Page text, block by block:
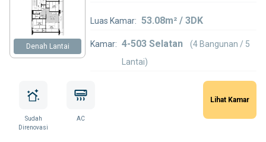
Denah Lantai
Luas Kamar: 53.08m² / 3DK
Kamar: 4-503 Selatan
(4 Bangunan / 5
Lantai)
Sudah
Direnovasi
AC
Lihat Kamar